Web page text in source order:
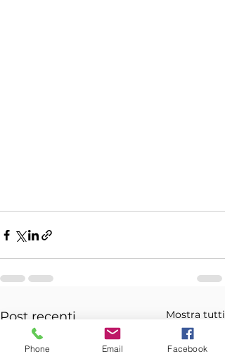
Post recenti Mostra tutti
Phone Email Facebook